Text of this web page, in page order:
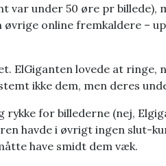
under 50 øre pr billede),
online fremkaldere –
ElGiganten lovede at
ikke dem, men deres
for billederne (nej,
havde i øvrigt ingen slut-
have smidt dem væk.